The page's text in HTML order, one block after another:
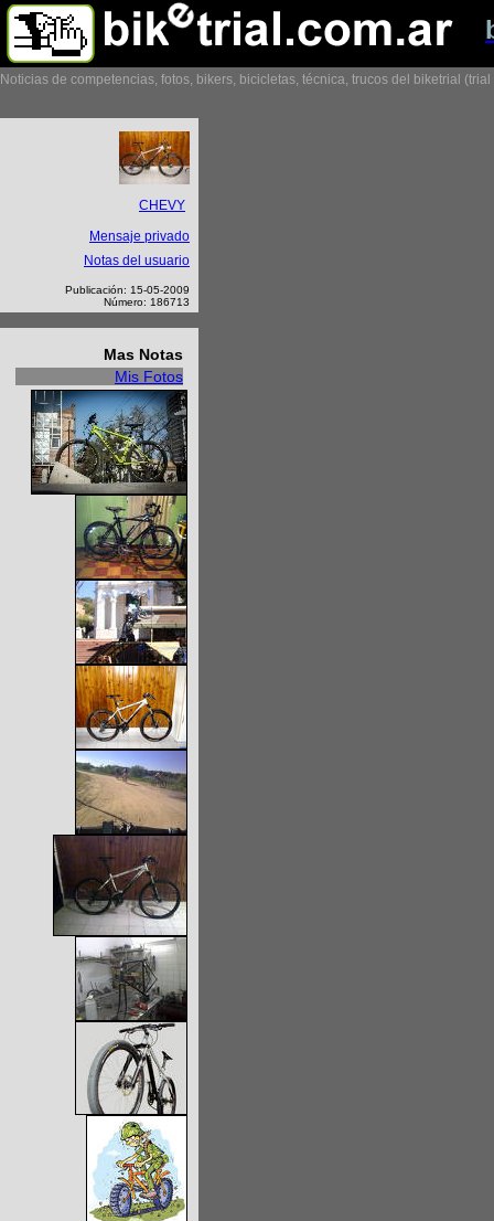
Noticias de competencias, fotos, bikers, bicicletas, técnica, trucos del biketrial
CHEVY
Mensaje privado
Notas del usuario
Publicación: 15-05-2009
Número: 186713
Mas Notas
Mis Fotos